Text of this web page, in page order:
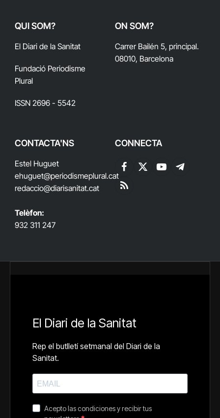
QUI SOM?
El Diari de la Sanitat
Fundació Periodisme
Plural
ISSN 2696 - 5542
ON SOM?
Carrer Bailén 5, principal.
08010, Barcelona
CONTACTA'NS
Estel Huguet
ehuguet@periodismeplural.cat
redaccio@diarisanitat.cat
Telèfon:
932 311 247
CONNECTA
Facebook
X
YouTubeTelegram
RSS